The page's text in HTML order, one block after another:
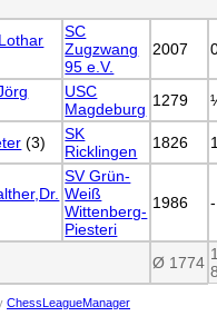
SC
Zugzwang
95 e.V.
2007
USC
Magdeburg 1279
(3)
SK
Ricklingen
1826
SV Grün-
Weiß
Wittenberg-
Piesteri
1986 -
Ø 1774
ChessLeagueManager